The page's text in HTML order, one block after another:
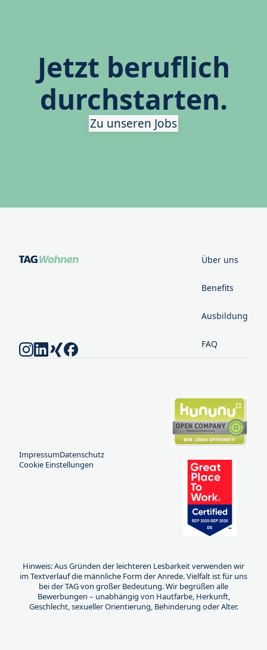
Jetzt beruflich
durchstarten.
Zu unseren Jobs
Über uns
Benefits
Ausbildung
FAQ
ImpressumDatenschutz
Cookie Einstellungen
Hinweis: Aus Gründen der leichteren Lesbarkeit verwenden wir
im Textverlauf die männliche Form der Anrede. Vielfalt ist für uns
bei der TAG von großer Bedeutung. Wir begrüßen alle
Bewerbungen – unabhängig von Hautfarbe, Herkunft,
Geschlecht, sexueller Orientierung, Behinderung oder Alter.